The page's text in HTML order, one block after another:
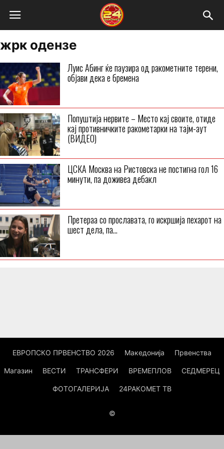
жрк одензе
Луис Абинг ќе паузира од ракометните терени,
објави дека е бремена
Попуштија нервите – Место кај своите, отиде
кај противничките ракометарки на тајм-аут
(ВИДЕО)
ЦСКА Москва на Ристовска не постигна гол 16
минути, па доживеа дебакл
Претераа со прославата, го искршија пехарот на
шест дела, па…
ЕВРОПСКО ПРВЕНСТВО 2026 Македонија Првенства
Магазин ВЕСТИ ТРАНСФЕРИ ВРЕМЕПЛОВ СЕДМЕРЕЦ
ФОТОГАЛЕРИЈА 24РАКОМЕТ ТВ
©